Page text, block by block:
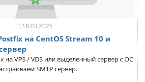
18.03.2025
на CentOS Stream 10 и
на VPS / VDS или выделенный сервер с ОС
SMTP сервер.